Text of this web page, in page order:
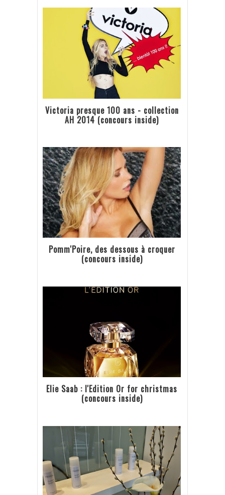
Victoria presque 100 ans - collection
AH 2014 (concours inside)
Pomm'Poire, des dessous à croquer
(concours inside)
Elie Saab : l'Edition Or for christmas
(concours inside)